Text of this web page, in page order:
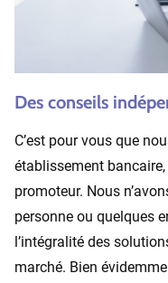
Des conseils
C’est pour vous que
établissement
promoteur. Nous
personne ou quelques
l’intégralité des
marché. Bien